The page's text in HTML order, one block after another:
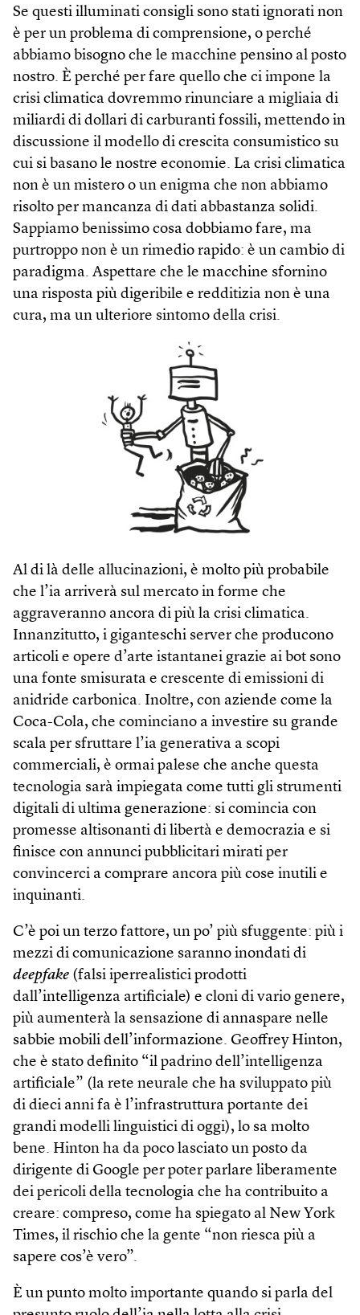
Se questi illuminati consigli sono stati ignorati non
è per un problema di comprensione, o perché
abbiamo bisogno che le macchine pensino al posto
nostro. È perché per fare quello che ci impone la
crisi climatica dovremmo rinunciare a migliaia di
miliardi di dollari di carburanti fossili, mettendo in
discussione il modello di crescita consumistico su
cui si basano le nostre economie. La crisi climatica
non è un mistero o un enigma che non abbiamo
risolto per mancanza di dati abbastanza solidi.
Sappiamo benissimo cosa dobbiamo fare, ma
purtroppo non è un rimedio rapido: è un cambio di
paradigma. Aspettare che le macchine sfornino
una risposta più digeribile e redditizia non è una
cura, ma un ulteriore sintomo della crisi.
Al di là delle allucinazioni, è molto più probabile
che l’ia arriverà sul mercato in forme che
aggraveranno ancora di più la crisi climatica.
Innanzitutto, i giganteschi server che producono
articoli e opere d’arte istantanei grazie ai bot sono
una fonte smisurata e crescente di emissioni di
anidride carbonica. Inoltre, con aziende come la
Coca-Cola, che cominciano a investire su grande
scala per sfruttare l’ia generativa a scopi
commerciali, è ormai palese che anche questa
tecnologia sarà impiegata come tutti gli strumenti
digitali di ultima generazione: si comincia con
promesse altisonanti di libertà e democrazia e si
finisce con annunci pubblicitari mirati per
convincerci a comprare ancora più cose inutili e
inquinanti.
C’è poi un terzo fattore, un po’ più sfuggente: più i
mezzi di comunicazione saranno inondati di
deepfake (falsi iperrealistici prodotti
dall’intelligenza artificiale) e cloni di vario genere,
più aumenterà la sensazione di annaspare nelle
sabbie mobili dell’informazione. Geoffrey Hinton,
che è stato definito “il padrino dell’intelligenza
artificiale” (la rete neurale che ha sviluppato più
di dieci anni fa è l’infrastruttura portante dei
grandi modelli linguistici di oggi), lo sa molto
bene. Hinton ha da poco lasciato un posto da
dirigente di Google per poter parlare liberamente
dei pericoli della tecnologia che ha contribuito a
creare: compreso, come ha spiegato al New York
Times, il rischio che la gente “non riesca più a
sapere cos’è vero”.
È un punto molto importante quando si parla del